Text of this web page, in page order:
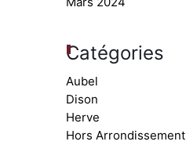
Catégories
Aubel
Dison
Herve
Hors Arrondissement